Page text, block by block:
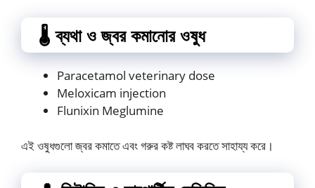
🌡️ ব্যথা ও জ্বর কমানোর ওষুধ
Paracetamol veterinary dose
Meloxicam injection
Flunixin Meglumine
এই ওষুধগুলো জ্বর কমাতে এবং গরুর কষ্ট লাঘব করতে সাহায্য করে।